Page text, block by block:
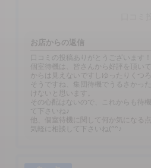
お店からの返信
口コミの投稿ありがとうございます！
個室待機は、皆さんから好評を頂い
からは見えないですしゆったりくつ
そうですね、集団待機でうるさかっ
けないと思います。
その心配はないので、これからも待
て下さいね♪
他、個室待機に関して何か気になる
気軽に相談して下さいね(^^♪